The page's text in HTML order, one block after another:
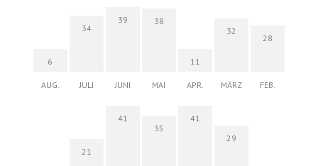
6
AUG.
34
JULI
39
JUNI
38
MAI
11
APR.
32
MÄRZ
28
FEB.
21
41
35
41
29